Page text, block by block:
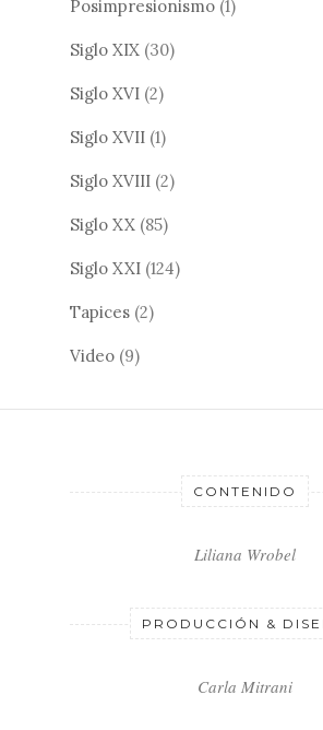
Posimpresionismo (1)
Siglo XIX (30)
Siglo XVI (2)
Siglo XVII (1)
Siglo XVIII (2)
Siglo XX (85)
Siglo XXI (124)
Tapices (2)
Video (9)
CONTENIDO
Liliana Wrobel
PRODUCCIÓN &
Carla Mitrani